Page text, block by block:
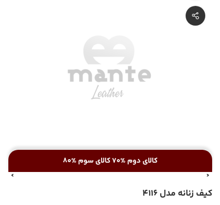
کالای دوم %70 کالای سوم %80
کیف زنانه مدل 4116